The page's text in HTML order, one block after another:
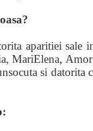
aparitiei sale
MariElena,
si